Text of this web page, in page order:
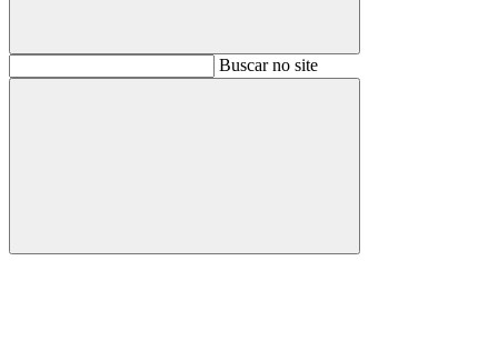
BuscarBuscar no site
Buscar